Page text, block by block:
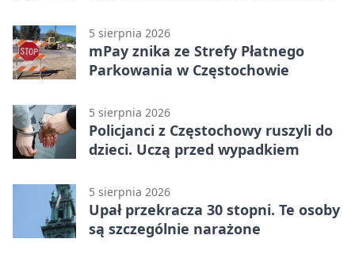
5 sierpnia 2026
mPay znika ze Strefy Płatnego
Parkowania w Częstochowie
5 sierpnia 2026
Policjanci z Częstochowy ruszyli do
dzieci. Uczą przed wypadkiem
5 sierpnia 2026
Upał przekracza 30 stopni. Te osoby
są szczególnie narażone